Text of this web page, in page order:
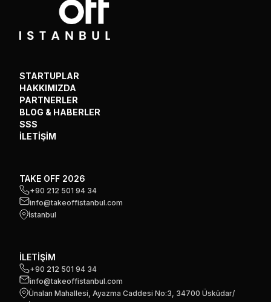
STARTUPLAR
HAKKIMIZDA
PARTNERLER
BLOG & HABERLER
SSS
İLETİŞİM
TAKE OFF 2026
+90 212 501 94 34
info@takeoffistanbul.com
İstanbul
İLETİŞİM
+90 212 501 94 34
info@takeoffistanbul.com
Ünalan Mahallesi, Ayazma Caddesi No:3, 34700 Üsküdar/